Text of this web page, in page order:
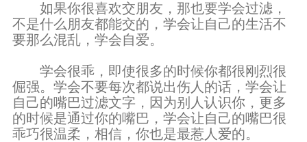
如果你很喜欢交朋友，那也要学会过滤，
不是什么朋友都能交的，学会让自己的生活不
要那么混乱，学会自爱。
学会很乖，即使很多的时候你都很刚烈很
倔强。学会不要每次都说出伤人的话，学会让
自己的嘴巴过滤文字，因为别人认识你，更多
的时候是通过你的嘴巴，学会让自己的嘴巴很
乖巧很温柔，相信，你也是最惹人爱的。